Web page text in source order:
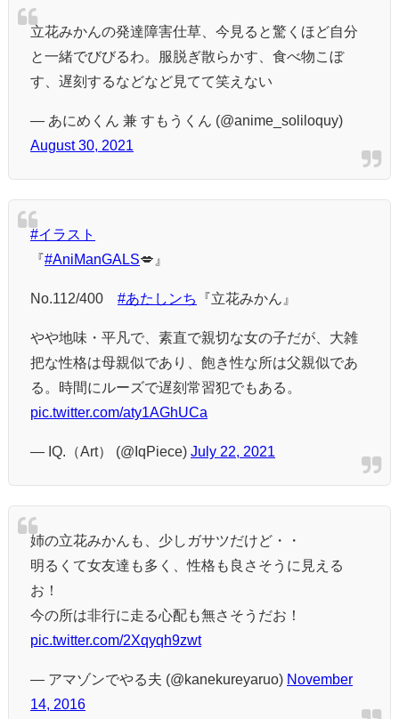
立花みかんの発達障害仕草、今見ると驚くほど自分
と一緒でびびるわ。服脱ぎ散らかす、食べ物こぼ
す、遅刻するなどなど見てて笑えない
— あにめくん 兼 すもうくん (@anime_soliloquy)
August 30, 2021
#イラスト
『#AniManGALS💋』
No.112/400 #あたしンち 『立花みかん』
やや地味・平凡で、素直で親切な女の子だが、大雑
把な性格は母親似であり、飽き性な所は父親似であ
る。時間にルーズで遅刻常習犯でもある。
pic.twitter.com/aty1AGhUCa
— IQ.（Art） (@IqPiece) July 22, 2021
姉の立花みかんも、少しガサツだけど・・
明るくて女友達も多く、性格も良さそうに見える
お！
今の所は非行に走る心配も無さそうだお！
pic.twitter.com/2Xqyqh9zwt
— アマゾンでやる夫 (@kanekureyaruo) November
14, 2016